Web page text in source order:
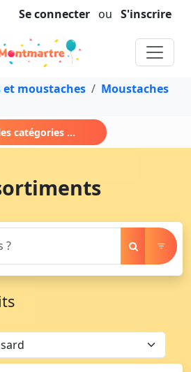
Se connecter ou S'inscrire
et moustaches
Moustaches
catégories ...